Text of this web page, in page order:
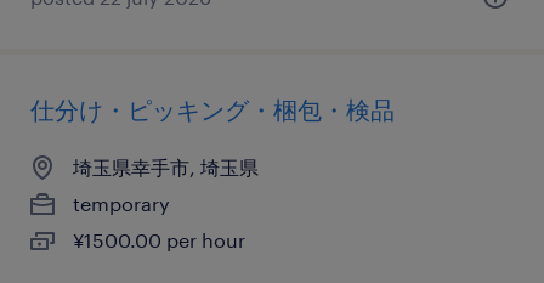
仕分け・ピッキング・梱包・検品
埼玉県幸手市, 埼玉県
temporary
¥1500.00 per hour